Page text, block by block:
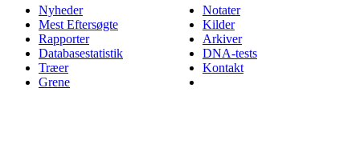
Nyheder
Mest Eftersøgte
Rapporter
Databasestatistik
Træer
Grene
Notater
Kilder
Arkiver
DNA-tests
Kontakt